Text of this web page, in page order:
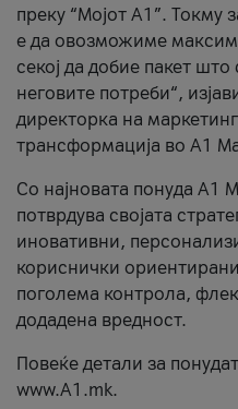
преку “Мојот А1”. Токму
е да овозможиме
секој да добие пакет
неговите потреби“,
директорка на
трансформација во А1
Со најновата понуда А1
потврдува својата
иновативни,
кориснички
поголема контрола,
додадена вредност.
Повеќе детали за
www.А1.mk.